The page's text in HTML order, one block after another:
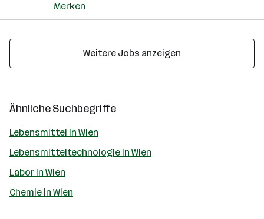
Merken
Weitere Jobs anzeigen
Ähnliche Suchbegriffe
Lebensmittel in Wien
Lebensmitteltechnologie in Wien
Labor in Wien
Chemie in Wien